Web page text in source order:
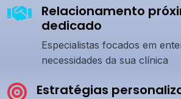
Relacionamento
dedicado
Especialistas focados em
necessidades da sua clínica
Estratégias